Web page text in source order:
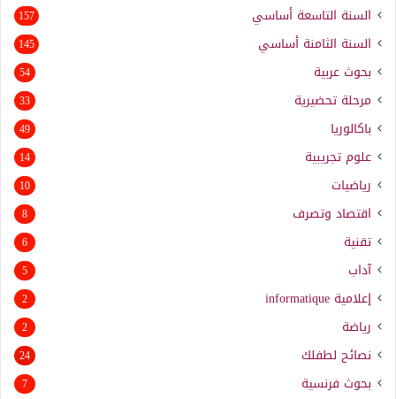
السنة التاسعة أساسي 157
السنة الثامنة أساسي 145
بحوث عربية 54
مرحلة تحضيرية 33
باكالوريا 49
علوم تجريبية 14
رياضيات 10
اقتصاد وتصرف 8
تقنية 6
آداب 5
إعلامية informatique
2
رياضة 2
نصائح لطفلك 24
بحوث فرنسية 7